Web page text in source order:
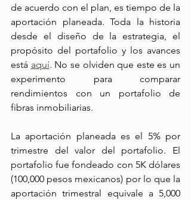
de acuerdo con el plan, es tiempo de la
aportación planeada. Toda la historia
desde el diseño de la estrategia, el
propósito del portafolio y los avances
está aquí. No se olviden que este es un
experimento para comparar
rendimientos con un portafolio de
fibras inmobiliarias.
La aportación planeada es el 5% por
trimestre del valor del portafolio. El
portafolio fue fondeado con 5K dólares
(100,000 pesos mexicanos) por lo que la
aportación trimestral equivale a 5,000